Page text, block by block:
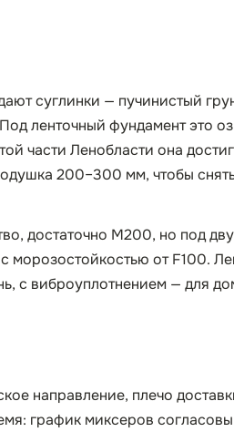
суглинки — пучинистый
ленточный фундамент это
части Ленобласти она
200–300 мм, чтобы
достаточно М200, но под
от F100.
с виброуплотнением — для
направление, плечо
график миксеров